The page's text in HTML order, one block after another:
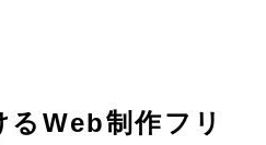
Web制作フリ